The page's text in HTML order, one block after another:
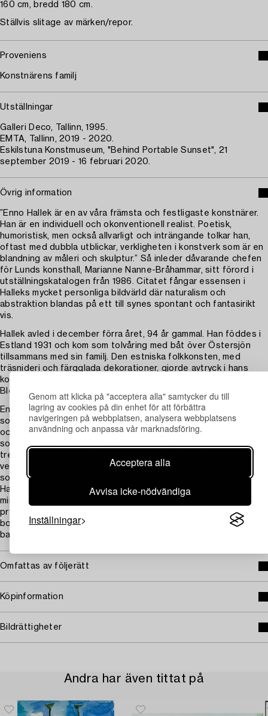
Genom att klicka på "acceptera alla" samtycker du till
lagring av cookies på din enhet för att förbättra
navigeringen på webbplatsen, analysera webbplatsens
användning och anpassa vår marknadsföring.
Acceptera alla
Avvisa icke-nödvändiga
Inställningar
160 cm, bredd 180 cm.
Ställvis slitage av märken/repor.
Proveniens
Konstnärens familj
Utställningar
Galleri Deco, Tallinn, 1995.
EMTA, Tallinn, 2019 - 2020.
Eskilstuna Konstmuseum, "Behind Portable Sunset", 21
september 2019 - 16 februari 2020.
Övrig information
”Enno Hallek är en av våra främsta och festligaste konstnärer.
Han är en individuell och okonventionell realist. Poetisk,
humoristisk, men också allvarligt och inträngande tolkar han,
oftast med dubbla utblickar, verkligheten i konstverk som är en
blandning av måleri och skulptur.” Så inleder dåvarande chefen
för Lunds konsthall, Marianne Nanne-Bråhammar, sitt förord i
utställningskatalogen från 1986. Citatet fångar essensen i
Halleks mycket personliga bildvärld där naturalism och
abstraktion blandas på ett till synes spontant och fantasirikt
vis.
Hallek avled i december förra året, 94 år gammal. Han föddes i
Estland 1931 och kom som tolvåring med båt över Östersjön
tillsammans med sin familj. Den estniska folkkonsten, med
träsnideri och färgglada dekorationer, gjorde avtryck i hans
konst. Så gjorde också barndomsmiljön i fiskarsamhället i
Blekinge.
Enno Hallek hittade sitt formspråk redan på 1960-talet, en
sorts pop-konst utan dess etablerade fokus på populärkultur
och konsumtion. Bland hans återkommande teman återfinns
solnedgångar, fiskar, speglar och åror. Han utforskade det
tredimensionella inom både skulptur och måleri. Flera av hans
verk är portabla, så att man kan bära med sig den vackraste
solnedgången eller en fiskskulptur var man än måste resa.
Hallek har förgyllt många människors vardag genom åren, inte
minst via hans många offentliga konstverk som bland annat
pryder tunnelbanestationen Stadion sedan 1973,
bostadsområdet Bergshamra i Solna och Astrid Lindgrens
barnsjukhus.
Omfattas av följerätt
Köpinformation
Bildrättigheter
Andra har även tittat på